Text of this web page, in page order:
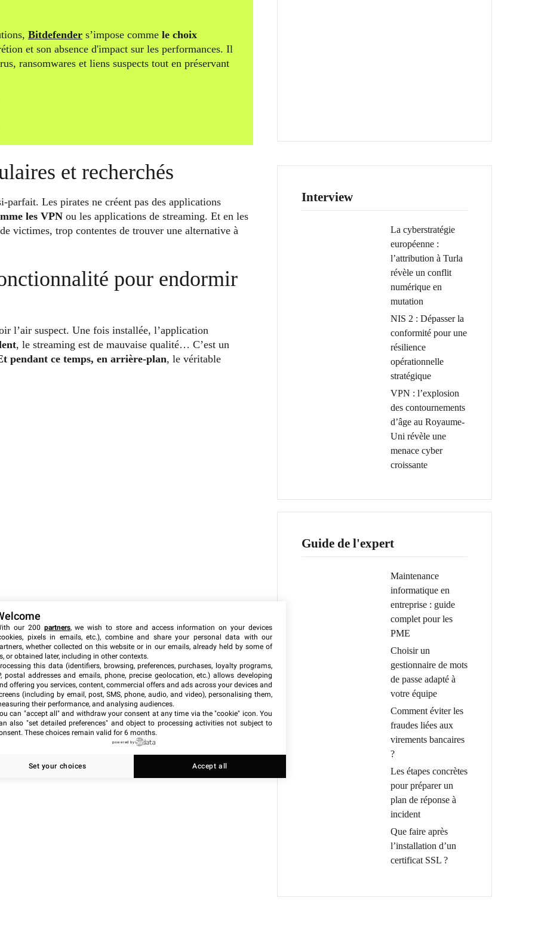
Bitdefender s’impose comme le choix
et son absence d'impact sur les performances. Il
ransomwares et liens suspects tout en préservant
et recherchés
parfait. Les pirates ne créent pas des applications
les VPN ou les applications de streaming. Et en les
victimes, trop contentes de trouver une alternative à
pour endormir
l’air suspect. Une fois installée, l’application
, le streaming est de mauvaise qualité… C’est un
pendant ce temps, en arrière-plan, le véritable
Interview
La cyberstratégie
européenne :
l’attribution à Turla
révèle un conflit
numérique en
mutation
NIS 2 : Dépasser la
conformité pour une
résilience
opérationnelle
stratégique
VPN : l’explosion
des contournements
d’âge au Royaume-
Uni révèle une
menace cyber
croissante
Guide de l'expert
Maintenance
informatique en
entreprise : guide
complet pour les
PME
Choisir un
gestionnaire de mots
de passe adapté à
votre équipe
Comment éviter les
fraudes liées aux
virements bancaires
?
Les étapes concrètes
pour préparer un
plan de réponse à
incident
Que faire après
l’installation d’un
certificat SSL ?
our 200 partners, we wish to store and access information on your devices
pixels in emails, etc.), combine and share your personal data with our
whether collected on this website or in our emails, already held by some of
or obtained later, including in other contexts.
this data (identifiers, browsing, preferences, purchases, loyalty programs,
postal addresses and emails, phone, precise geolocation, etc.) allows developing
offering you services, content, commercial offers and ads across your devices and
(including by email, post, SMS, phone, audio, and video), personalising them,
their performance, and analysing audiences.
can "accept all" and withdraw your consent at any time via the "cookie" icon. You
also "set detailed preferences" and object to processing activities not subject to
These choices remain valid for 6 months.
powered by
Set your choices Accept all